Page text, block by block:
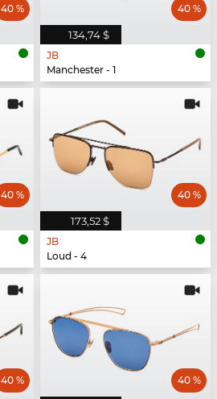
40 %
134,74 $
40 %
JB
Manchester - 1
40 %
173,52 $
40 %
JB
Loud - 4
40 % 40 %